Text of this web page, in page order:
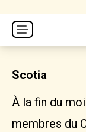
CVP
Cercle de la Voile
Scotia
À la fin du
membres du